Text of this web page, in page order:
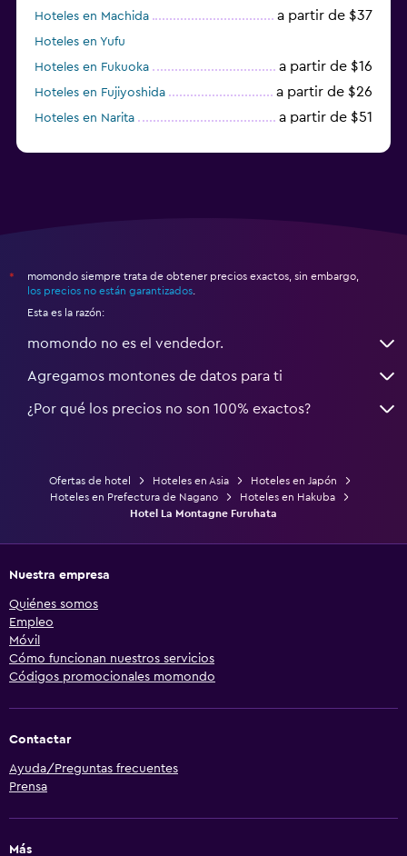
Hoteles en Machida a partir de $37
Hoteles en Yufu
Hoteles en Fukuoka
a partir de $16
Hoteles en Fujiyoshida a partir de $26
Hoteles en Narita a partir de $51
*
momondo siempre trata de obtener precios exactos, sin embargo,
los precios no están garantizados
Esta es la razón:
momondo no es el vendedor.
Agregamos montones de datos para ti
¿Por qué los precios no son 100% exactos?
Ofertas de hotel Hoteles en Asia
Hoteles en Japón
Hoteles en Prefectura de Nagano
Hoteles en Hakuba
Hotel La Montagne Furuhata
Nuestra empresa
Quiénes somos
Empleo
Móvil
Cómo funcionan nuestros servicios
Códigos promocionales momondo
Contactar
Ayuda/Preguntas frecuentes
Prensa
Más